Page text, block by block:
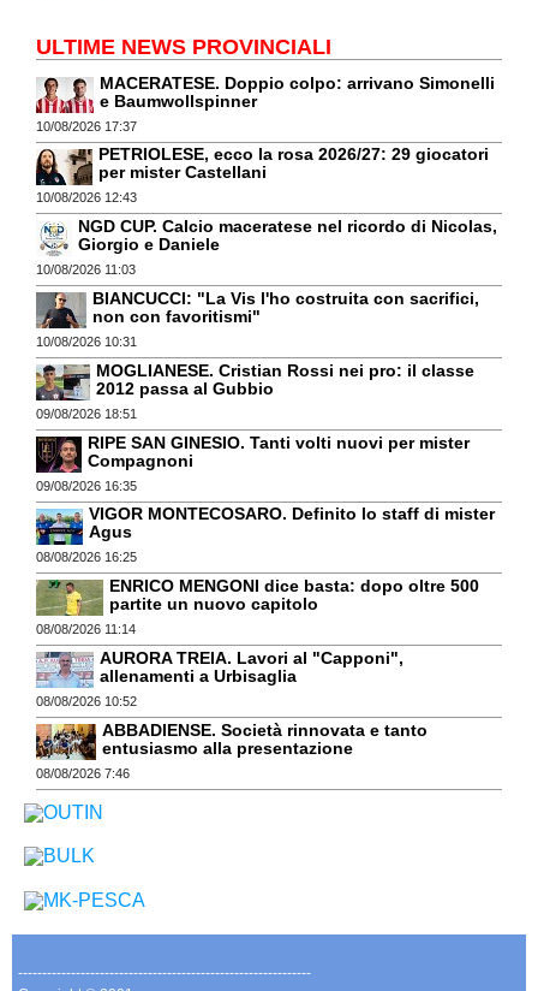
ULTIME NEWS PROVINCIALI
MACERATESE. Doppio colpo: arrivano Simonelli
e Baumwollspinner
10/08/2026 17:37
PETRIOLESE, ecco la rosa 2026/27: 29 giocatori
per mister Castellani
10/08/2026 12:43
NGD CUP. Calcio maceratese nel ricordo di Nicolas,
Giorgio e Daniele
10/08/2026 11:03
BIANCUCCI: "La Vis l'ho costruita con sacrifici,
non con favoritismi"
10/08/2026 10:31
MOGLIANESE. Cristian Rossi nei pro: il classe
2012 passa al Gubbio
09/08/2026 18:51
RIPE SAN GINESIO. Tanti volti nuovi per mister
Compagnoni
09/08/2026 16:35
VIGOR MONTECOSARO. Definito lo staff di mister
Agus
08/08/2026 16:25
ENRICO MENGONI dice basta: dopo oltre 500
partite un nuovo capitolo
08/08/2026 11:14
AURORA TREIA. Lavori al "Capponi",
allenamenti a Urbisaglia
08/08/2026 10:52
ABBADIENSE. Società rinnovata e tanto
entusiasmo alla presentazione
08/08/2026 7:46
-------------------------------------------------------------